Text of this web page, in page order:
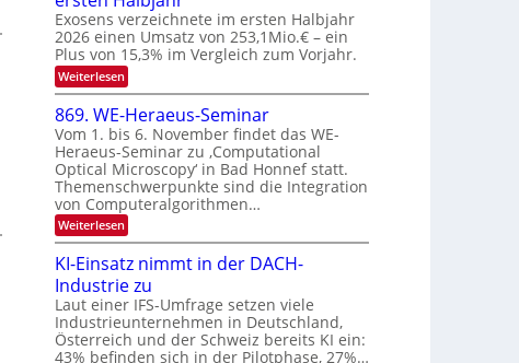
I
O
N
2
0
2
6
r
o
n
i
k
-
u
n
d
B
i
l
d
v
e
r
a
d
i
e
K
I
m
i
t
d
e
n
k
t
Exosens verzeichnete im ersten Halbjahr
2026 einen Umsatz von 253,1Mio.€ – ein
Plus von 15,3% im Vergleich zum Vorjahr.
Weiterlesen:
E
x
o
s
e
n
s
m
e
l
d
e
t
s
t
a
r
k
869. WE-Heraeus-Seminar
Vom 1. bis 6. November findet das WE-
Heraeus-Seminar zu ‚Computational
Optical Microscopy‘ in Bad Honnef statt.
Themenschwerpunkte sind die Integration
von Computeralgorithmen…
Weiterlesen:
8
9
.
W
E
-
H
KI-Einsatz nimmt in der DACH-
Industrie zu
Laut einer IFS-Umfrage setzen viele
Industrieunternehmen in Deutschland,
Österreich und der Schweiz bereits KI ein:
43% befinden sich in der Pilotphase, 27%…